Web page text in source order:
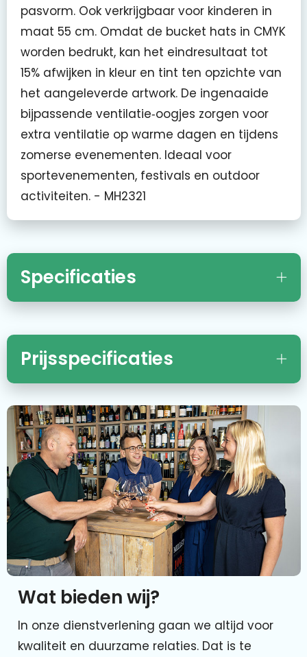
pasvorm. Ook verkrijgbaar voor kinderen in
maat 55 cm. Omdat de bucket hats in CMYK
worden bedrukt, kan het eindresultaat tot
15% afwijken in kleur en tint ten opzichte van
het aangeleverde artwork. De ingenaaide
bijpassende ventilatie‑oogjes zorgen voor
extra ventilatie op warme dagen en tijdens
zomerse evenementen. Ideaal voor
sportevenementen, festivals en outdoor
activiteiten. - MH2321
Specificaties
Prijsspecificaties
Wat bieden wij?
In onze dienstverlening gaan we altijd voor
kwaliteit en duurzame relaties. Dat is te